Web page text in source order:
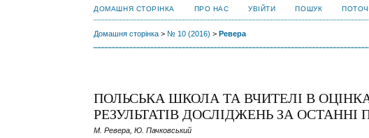
ДОМАШНЯ СТОРІНКА ПРО НАС УВІЙТИ ПОШУК
Домашня сторінка > № 10 (2016) >Ревера
ПОЛЬСЬКА ШКОЛА ТА ВЧИТЕЛІ В
РЕЗУЛЬТАТІВ ДОСЛІДЖЕНЬ ЗА ОСТАННІ
М. Ревера, Ю. Пачковський